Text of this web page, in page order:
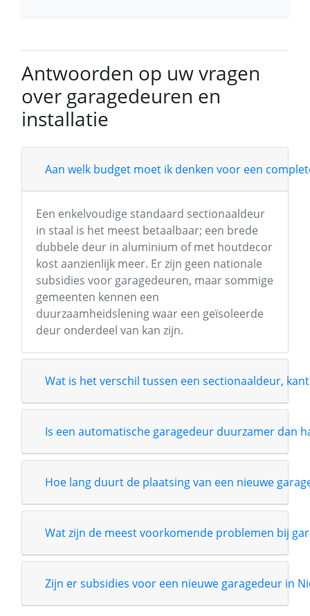
Antwoorden op uw vragen
over garagedeuren en
installatie
Aan welk budget moet ik denken voor een
Een enkelvoudige standaard sectionaaldeur
in staal is het meest betaalbaar; een brede
dubbele deur in aluminium of met houtdecor
kost aanzienlijk meer. Er zijn geen nationale
subsidies voor garagedeuren, maar sommige
gemeenten kennen een
duurzaamheidslening waar een geïsoleerde
deur onderdeel van kan zijn.
Wat is het verschil tussen een sectionaaldeur,
Is een automatische garagedeur duurzamer dan
Hoe lang duurt de plaatsing van een nieuwe
Wat zijn de meest voorkomende problemen bij
Zijn er subsidies voor een nieuwe garagedeur in